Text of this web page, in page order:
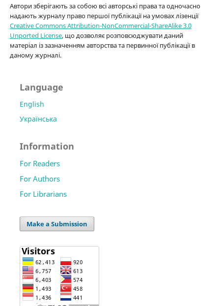
Автори зберігають за собою всі авторські права та одночасно
надають журналу право першої публікації на умовах лізенції
Creative Commons Attribution-NonCommercial-ShareAlike 3.0
Unported License, що дозволяє розповсюджувати даний
матеріал із зазначенням авторства та первинної публікації в
даному журналі.
Language
English
Українська
Information
For Readers
For Authors
For Librarians
Make a Submission